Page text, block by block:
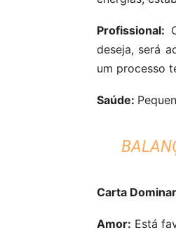
Profissional:
deseja, será
um processo
Saúde:
Carta
Amor: Está